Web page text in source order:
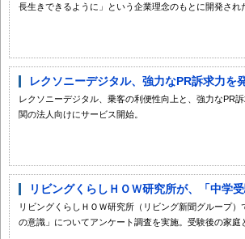
長生きできるように」という企業理念のもとに開発され
レクソニーデジタル、強力なPR訴求力
レクソニーデジタル、乗客の利便性向上と、強力なPR
関の法人向けにサービス開始。
リビングくらしＨＯＷ研究所が、「中学
リビングくらしＨＯＷ研究所（リビング新聞グループ
の意識」についてアンケート調査を実施。受験後の家庭